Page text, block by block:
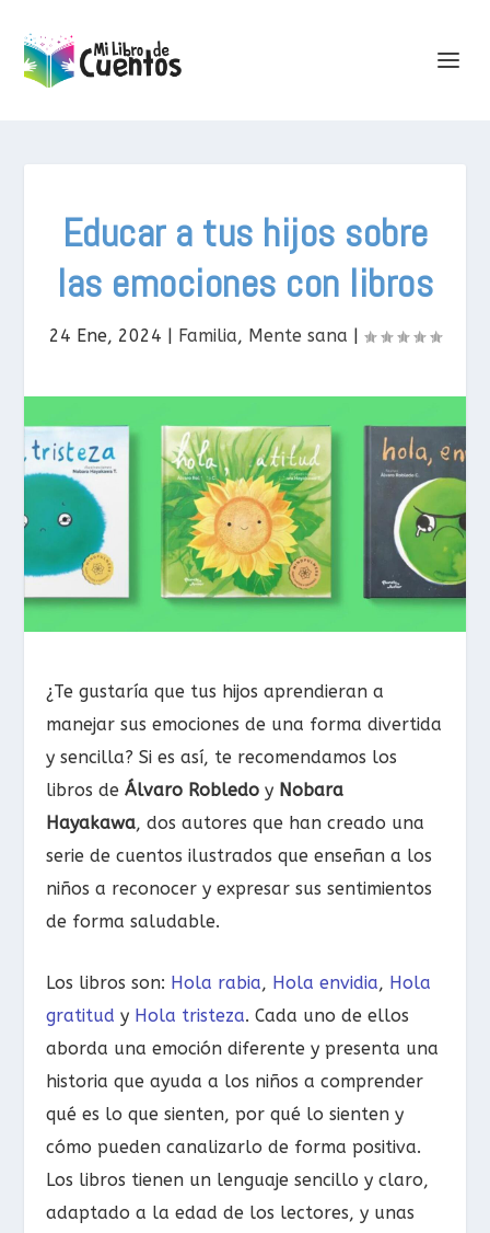
Educar a tus hijos sobre
las emociones con libros
24 Ene, 2024 | Familia, Mente sana |
¿Te gustaría que tus hijos aprendieran a
manejar sus emociones de una forma divertida
y sencilla? Si es así, te recomendamos los
libros de Álvaro Robledo y Nobara
Hayakawa, dos autores que han creado una
serie de cuentos ilustrados que enseñan a los
niños a reconocer y expresar sus sentimientos
de forma saludable.
Los libros son: Hola rabia, Hola envidia, Hola
gratitud y Hola tristeza. Cada uno de ellos
aborda una emoción diferente y presenta una
historia que ayuda a los niños a comprender
qué es lo que sienten, por qué lo sienten y
cómo pueden canalizarlo de forma positiva.
Los libros tienen un lenguaje sencillo y claro,
adaptado a la edad de los lectores, y unas